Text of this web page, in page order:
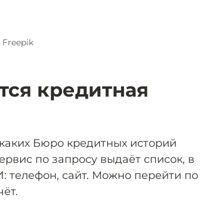
кредитная
Бюро кредитных историй
по запросу выдаёт список, в
телефон, сайт. Можно перейти по